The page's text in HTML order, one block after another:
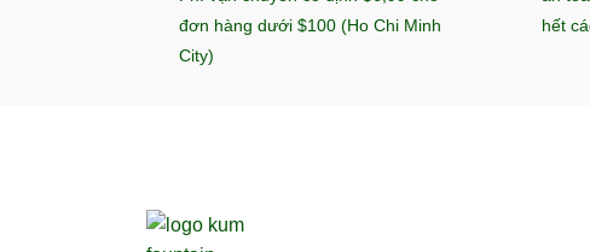
đơn hàng dưới $100 (Ho Chi Minh
City)
hết